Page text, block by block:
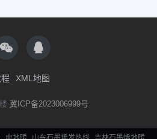
XML地图
冀ICP备2023006999号